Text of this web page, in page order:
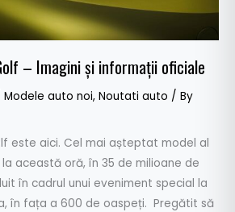
– Imagini și informații oficiale
Modele auto noi, Noutati auto / By
este aici. Cel mai așteptat model al
această oră, în 35 de milioane de
în cadrul unui eveniment special la
în fața a 600 de oaspeți. Pregătit să